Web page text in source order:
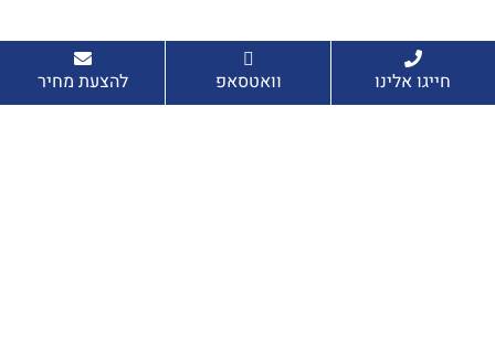
חייגו אלינו וואטסאפ להצעת מחיר